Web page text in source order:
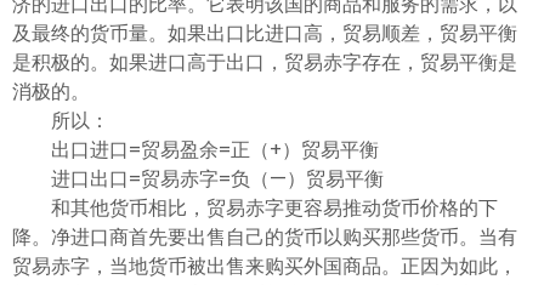
及最终的货币量。如果出口比进口高，贸易顺差，贸易平衡
是积极的。如果进口高于出口，贸易赤字存在，贸易平衡是
消极的。
所以：
出口进口=贸易盈余=正（+）贸易平衡
进口出口=贸易赤字=负（—）贸易平衡
和其他货币相比，贸易赤字更容易推动货币价格的下
降。净进口商首先要出售自己的货币以购买那些货币。当有
贸易赤字，当地货币被出售来购买外国商品。正因为如此，